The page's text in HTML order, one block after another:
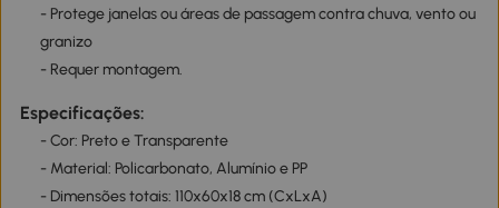
- Protege janelas ou áreas de passagem contra chuva, vento ou
granizo
- Requer montagem.
Especificações:
- Cor: Preto e Transparente
- Material: Policarbonato, Alumínio e PP
- Dimensões totais: 110x60x18 cm (CxLxA)